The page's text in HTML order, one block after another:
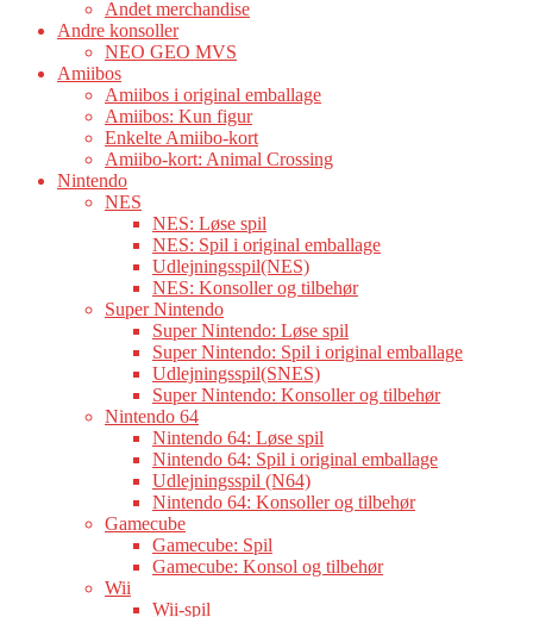
Andet merchandise
Andre konsoller
NEO GEO MVS
Amiibos
Amiibos i original emballage
Amiibos: Kun figur
Enkelte Amiibo-kort
Amiibo-kort: Animal Crossing
Nintendo
NES
NES: Løse spil
NES: Spil i original emballage
Udlejningsspil(NES)
NES: Konsoller og tilbehør
Super Nintendo
Super Nintendo: Løse spil
Super Nintendo: Spil i original emballage
Udlejningsspil(SNES)
Super Nintendo: Konsoller og tilbehør
Nintendo 64
Nintendo 64: Løse spil
Nintendo 64: Spil i original emballage
Udlejningsspil (N64)
Nintendo 64: Konsoller og tilbehør
Gamecube
Gamecube: Spil
Gamecube: Konsol og tilbehør
Wii
Wii-spil